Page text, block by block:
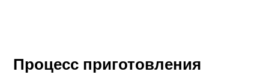
Процесс приготовления